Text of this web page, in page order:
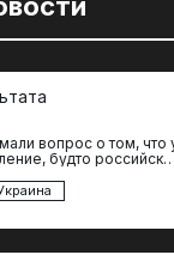
вопрос о том, что
будто российские